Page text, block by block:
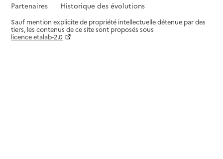
Partenaires
Historique des évolutions
Sauf mention explicite de propriété intellectuelle détenue par des
tiers, les contenus de ce site sont proposés sous
licence etalab-2.0